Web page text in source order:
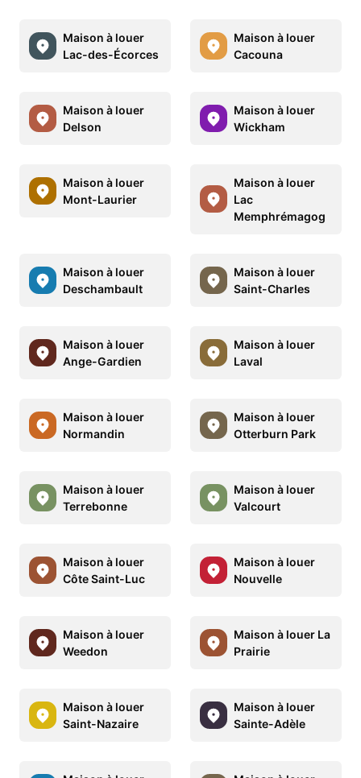
Maison à louer
Lac-des-Écorces
Maison à louer
Cacouna
Maison à louer
Delson
Maison à louer
Wickham
Maison à louer
Mont-Laurier
Maison à louer
Lac
Memphrémagog
Maison à louer
Deschambault
Maison à louer
Saint-Charles
Maison à louer
Ange-Gardien
Maison à louer
Laval
Maison à louer
Normandin
Maison à louer
Otterburn Park
Maison à louer
Terrebonne
Maison à louer
Valcourt
Maison à louer
Côte Saint-Luc
Maison à louer
Nouvelle
Maison à louer
Weedon
Maison à louer La
Prairie
Maison à louer
Saint-Nazaire
Maison à louer
Sainte-Adèle